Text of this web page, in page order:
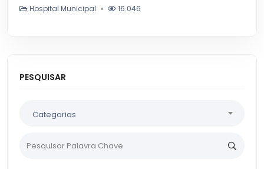
Hospital Municipal 16.046
PESQUISAR
Categorias